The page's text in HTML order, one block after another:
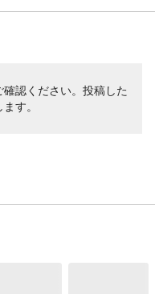
確認ください。投稿した
す。